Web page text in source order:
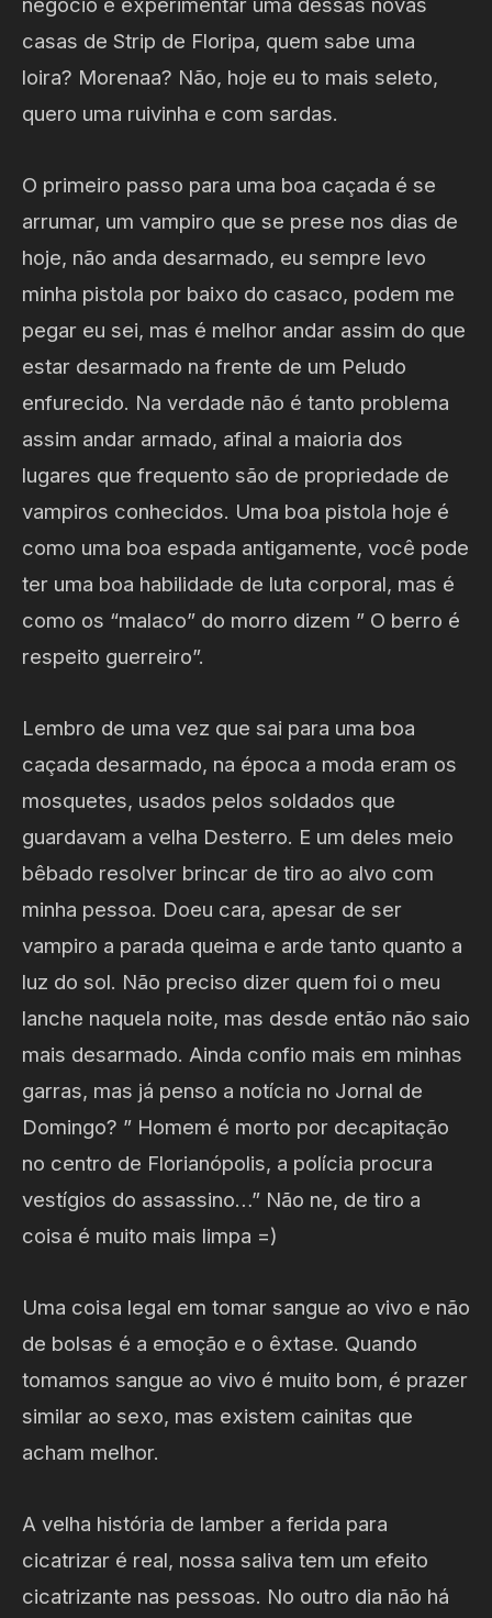
casas de Strip de Floripa, quem sabe uma
loira? Morenaa? Não, hoje eu to mais seleto,
quero uma ruivinha e com sardas.
O primeiro passo para uma boa caçada é se
arrumar, um vampiro que se prese nos dias de
hoje, não anda desarmado, eu sempre levo
minha pistola por baixo do casaco, podem me
pegar eu sei, mas é melhor andar assim do que
estar desarmado na frente de um Peludo
enfurecido. Na verdade não é tanto problema
assim andar armado, afinal a maioria dos
lugares que frequento são de propriedade de
vampiros conhecidos. Uma boa pistola hoje é
como uma boa espada antigamente, você pode
ter uma boa habilidade de luta corporal, mas é
como os “malaco” do morro dizem ” O berro é
respeito guerreiro”.
Lembro de uma vez que sai para uma boa
caçada desarmado, na época a moda eram os
mosquetes, usados pelos soldados que
guardavam a velha Desterro. E um deles meio
bêbado resolver brincar de tiro ao alvo com
minha pessoa. Doeu cara, apesar de ser
vampiro a parada queima e arde tanto quanto a
luz do sol. Não preciso dizer quem foi o meu
lanche naquela noite, mas desde então não saio
mais desarmado. Ainda confio mais em minhas
garras, mas já penso a notícia no Jornal de
Domingo? ” Homem é morto por decapitação
no centro de Florianópolis, a polícia procura
vestígios do assassino…” Não ne, de tiro a
coisa é muito mais limpa =)
Uma coisa legal em tomar sangue ao vivo e não
de bolsas é a emoção e o êxtase. Quando
tomamos sangue ao vivo é muito bom, é prazer
similar ao sexo, mas existem cainitas que
acham melhor.
A velha história de lamber a ferida para
cicatrizar é real, nossa saliva tem um efeito
cicatrizante nas pessoas. No outro dia não há